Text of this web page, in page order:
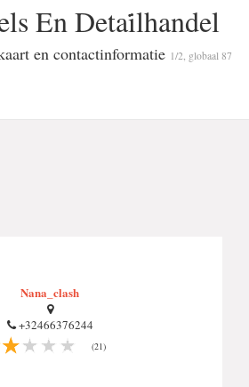
En Detai̇lhandel
en contactinformatie 1/2, globaal 87
Nana_clash
+32466376244
(21)